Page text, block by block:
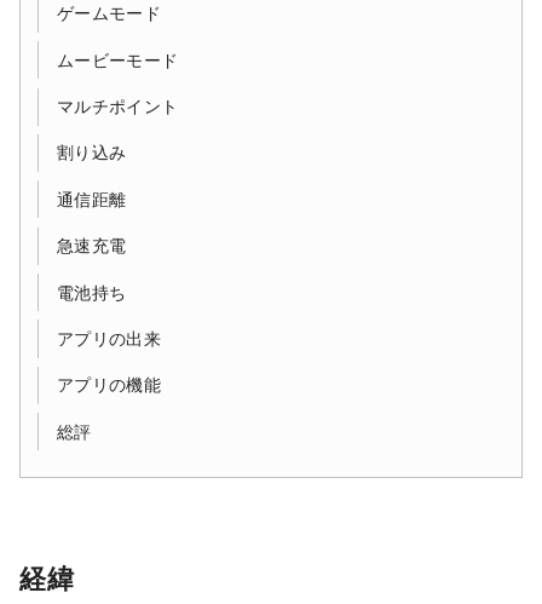
ゲームモード
ムービーモード
マルチポイント
割り込み
通信距離
急速充電
電池持ち
アプリの出来
アプリの機能
総評
経緯